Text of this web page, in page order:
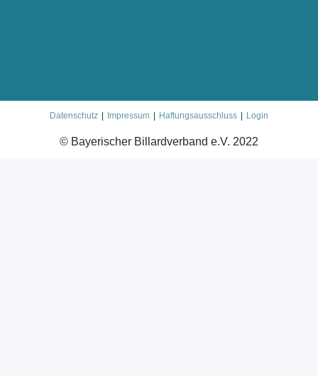
Datenschutz Impressum Haftungsausschluss Login
© Bayerischer Billardverband e.V. 2022